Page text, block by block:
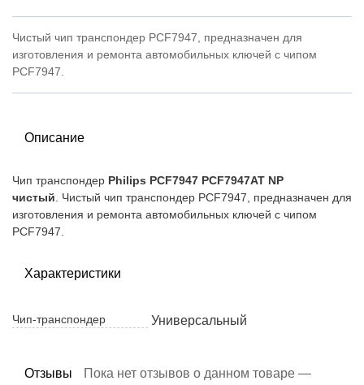
Чистый чип транспондер PCF7947, предназначен для
изготовления и ремонта автомобильных ключей с чипом
PCF7947.
Описание
Чип транспондер Philips PCF7947 PCF7947AT NP
чистый . Чистый чип транспондер PCF7947, предназначен для
изготовления и ремонта автомобильных ключей с чипом
PCF7947.
Характеристики
Чип-транспондер Универсальный
Отзывы
Пока нет отзывов о данном товаре —